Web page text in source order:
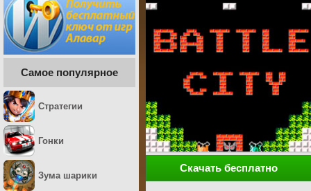
Скачать бесплатно
Самое популярное
Стратегии
Гонки
Зума шарики